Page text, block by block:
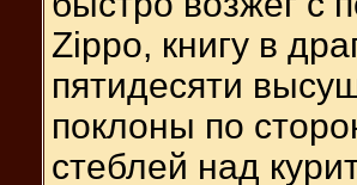
Zippo, книгу в
пятидесяти
поклоны по
стеблей над